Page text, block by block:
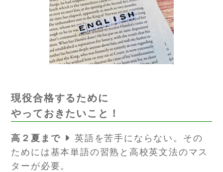
現役合格するために
やっておきたいこと！
高２夏まで 英語を苦手にならない。 その
ためには基本単語の習熟と高校英文法のマス
ターが必要。